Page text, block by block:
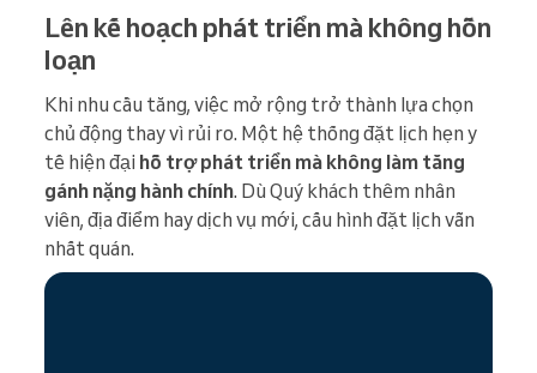
Lên kế hoạch phát triển mà không hỗn
loạn
Khi nhu cầu tăng, việc mở rộng trở thành lựa chọn
chủ động thay vì rủi ro. Một hệ thống đặt lịch hẹn y
tế hiện đại hỗ trợ phát triển mà không làm tăng
gánh nặng hành chính. Dù Quý khách thêm nhân
viên, địa điểm hay dịch vụ mới, cấu hình đặt lịch vẫn
nhất quán.